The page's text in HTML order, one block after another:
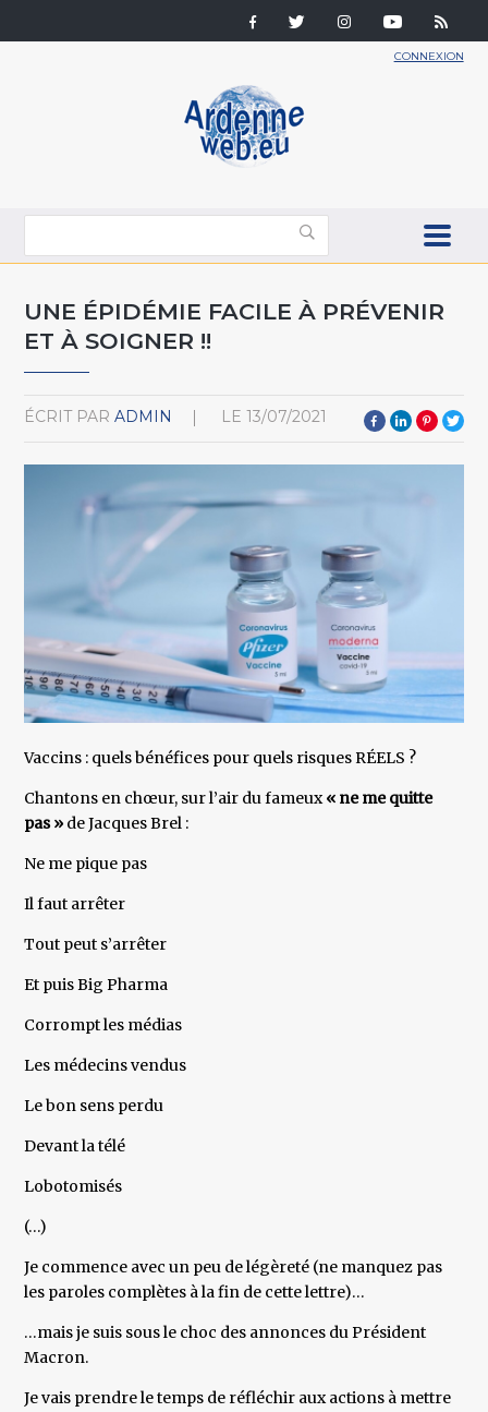
CONNEXION
UNE ÉPIDÉMIE FACILE À PRÉVENIR
ET À SOIGNER !!
ÉCRIT PAR ADMIN LE 13/07/2021
Vaccins : quels bénéfices pour quels risques RÉELS ?
Chantons en chœur, sur l’air du fameux« ne me quitte
pas » de Jacques Brel :
Ne me pique pas
Il faut arrêter
Tout peut s’arrêter
Et puis Big Pharma
Corrompt les médias
Les médecins vendus
Le bon sens perdu
Devant la télé
Lobotomisés
(…)
Je commence avec un peu de légèreté (ne manquez pas
les paroles complètes à la fin de cette lettre)…
…mais je suis sous le choc des annonces du Président
Macron.
Je vais prendre le temps de réfléchir aux actions à mettre